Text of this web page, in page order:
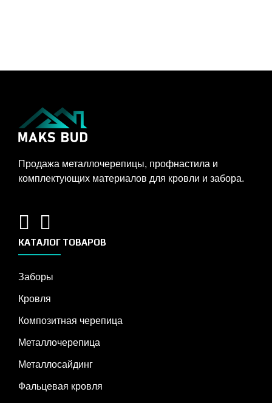
Продажа металлочерепицы, профнастила и
комплектующих материалов для кровли и забора.
КАТАЛОГ ТОВАРОВ
Заборы
Кровля
Композитная черепица
Металлочерепица
Металлосайдинг
Фальцевая кровля